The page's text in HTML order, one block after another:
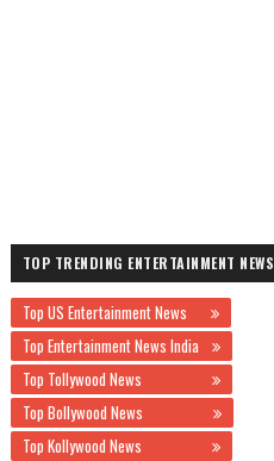
TOP TRENDING ENTERTAINMENT NEWS
Top US Entertainment News
Top Entertainment News India
Top Tollywood News
Top Bollywood News
Top Kollywood News